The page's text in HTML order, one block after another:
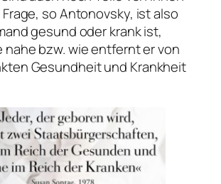
so Antonovsky, ist also
gesund oder krank ist,
nahe bzw. wie entfernt er von
Gesundheit und Krankheit